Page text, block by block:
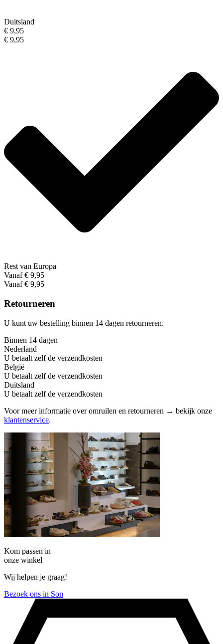
Duitsland
€ 9,95
€ 9,95
Rest van Europa
Vanaf € 9,95
Vanaf € 9,95
Retourneren
U kunt uw bestelling binnen 14 dagen retourneren.
Binnen 14 dagen
Nederland
U betaalt zelf de verzendkosten
België
U betaalt zelf de verzendkosten
Duitsland
U betaalt zelf de verzendkosten
Voor meer informatie over omruilen en retourneren → bekijk onze
klantenservice.
Kom passen in
onze winkel
Wij helpen je graag!
Bezoek ons in Son